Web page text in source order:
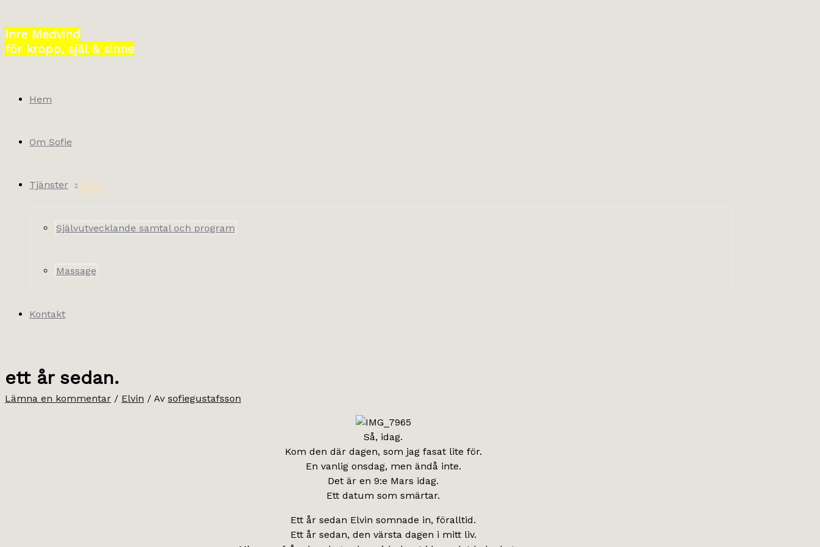
till
innehåll
Inre Medvind
för kropp, själ & sinne
Hem
Om Sofie
Tjänster
Självutvecklande samtal och program
Massage
Kontakt
ett år sedan.
Lämna en kommentar / Elvin / Av sofiegustafsson
Så, idag.
Kom den där dagen, som jag fasat lite för.
En vanlig onsdag, men ändå inte.
Det är en 9:e Mars idag.
Ett datum som smärtar.
Ett år sedan Elvin somnade in, föralltid.
Ett år sedan, den värsta dagen i mitt liv.